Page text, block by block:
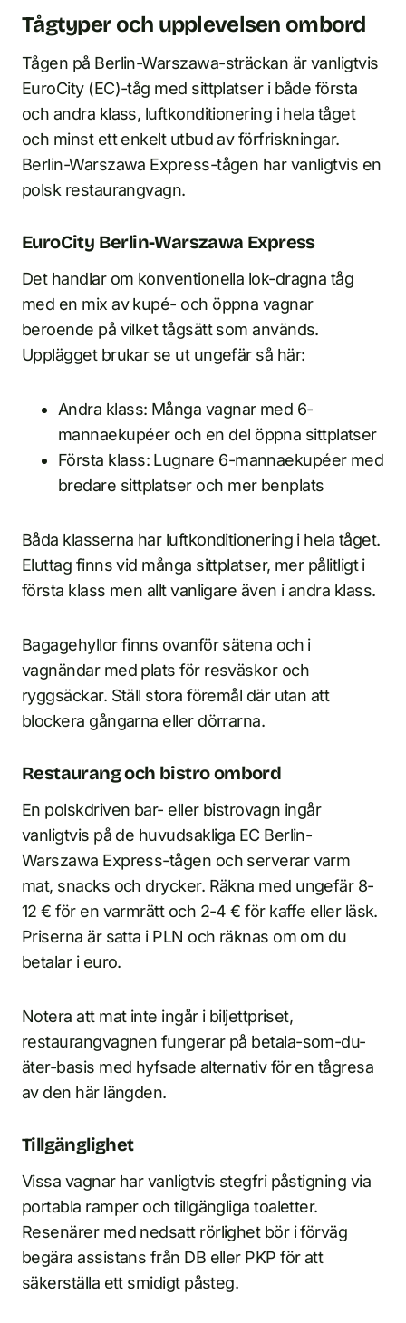
Tågtyper och upplevelsen ombord
Tågen på Berlin-Warszawa-sträckan är vanligtvis
EuroCity (EC)-tåg med sittplatser i både första
och andra klass, luftkonditionering i hela tåget
och minst ett enkelt utbud av förfriskningar.
Berlin-Warszawa Express-tågen har vanligtvis en
polsk restaurangvagn.
EuroCity Berlin-Warszawa Express
Det handlar om konventionella lok-dragna tåg
med en mix av kupé- och öppna vagnar
beroende på vilket tågsätt som används.
Upplägget brukar se ut ungefär så här:
Andra klass: Många vagnar med 6-
mannaekupéer och en del öppna sittplatser
Första klass: Lugnare 6-mannaekupéer med
bredare sittplatser och mer benplats
Båda klasserna har luftkonditionering i hela tåget.
Eluttag finns vid många sittplatser, mer pålitligt i
första klass men allt vanligare även i andra klass.
Bagagehyllor finns ovanför sätena och i
vagnändar med plats för resväskor och
ryggsäckar. Ställ stora föremål där utan att
blockera gångarna eller dörrarna.
Restaurang och bistro ombord
En polskdriven bar- eller bistrovagn ingår
vanligtvis på de huvudsakliga EC Berlin-
Warszawa Express-tågen och serverar varm
mat, snacks och drycker. Räkna med ungefär 8-
12 € för en varmrätt och 2-4 € för kaffe eller läsk.
Priserna är satta i PLN och räknas om om du
betalar i euro.
Notera att mat inte ingår i biljettpriset,
restaurangvagnen fungerar på betala-som-du-
äter-basis med hyfsade alternativ för en tågresa
av den här längden.
Tillgänglighet
Vissa vagnar har vanligtvis stegfri påstigning via
portabla ramper och tillgängliga toaletter.
Resenärer med nedsatt rörlighet bör i förväg
begära assistans från DB eller PKP för att
säkerställa ett smidigt påsteg.